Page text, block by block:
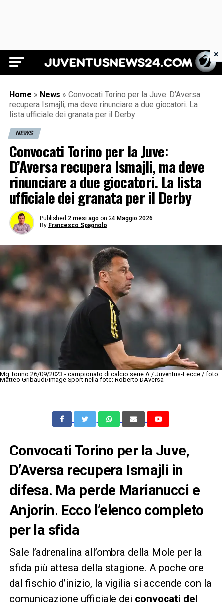
Juventus News 24
Home » News » Convocati Torino per la Juve: D’Aversa
recupera Ismajli, ma deve rinunciare a due giocatori. La
lista ufficiale dei granata per il Derby
NEWS
Convocati Torino per la Juve:
D’Aversa recupera Ismajli, ma deve
rinunciare a due giocatori. La lista
ufficiale dei granata per il Derby
Published 2 mesi ago on 24 Maggio 2026
By Francesco Spagnolo
Mg Torino 26/09/2023 - campionato di calcio serie A / Juventus-Lecce / foto
Matteo Gribaudi/Image Sport nella foto: Roberto DAversa
Convocati Torino per la Juve,
D’Aversa recupera Ismajli in
difesa. Ma perde Marianucci e
Anjorin. Ecco l’elenco completo
per la sfida
Sale l’adrenalina all’ombra della Mole per la
sfida più attesa della stagione. A poche ore
dal fischio d’inizio, la vigilia si accende con la
comunicazione ufficiale dei convocati del
×